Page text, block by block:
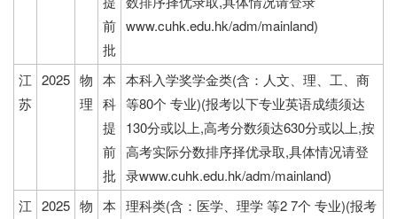
前
批
www.cuhk.edu.hk/adm/mainland)
江
苏
2025 物
理
本
科
提
前
批
本科入学奖学金类(含：人文、理、工、商
等80个 专业)(报考以下专业英语成绩须达
130分或以上,高考分数须达630分或以上,按
高考实际分数排序择优录取,具体情况请登
录www.cuhk.edu.hk/adm/mainland)
江 2025 物 本 理科类(含：医学、理学 等2 7个 专业)(报考